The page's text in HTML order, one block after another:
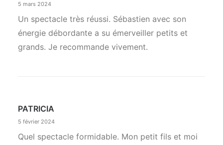
5 mars 2024
Un spectacle très réussi. Sébastien avec son
énergie débordante a su émerveiller petits et
grands. Je recommande vivement.
PATRICIA
5 février 2024
Quel spectacle formidable. Mon petit fils et moi